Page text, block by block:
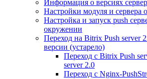
Информация о версиях
Настройки модуля и сервера
Настройка и запуск push
окружении
Переход на Bitrix Push server
версии (устарело)
Переход с Bitrix Push
server 2.0
Переход с Nginx-